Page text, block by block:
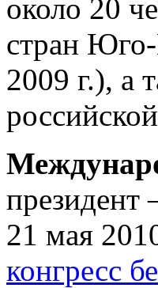
около 20
стран
2009 г.), а
президент
21 мая
конгресс